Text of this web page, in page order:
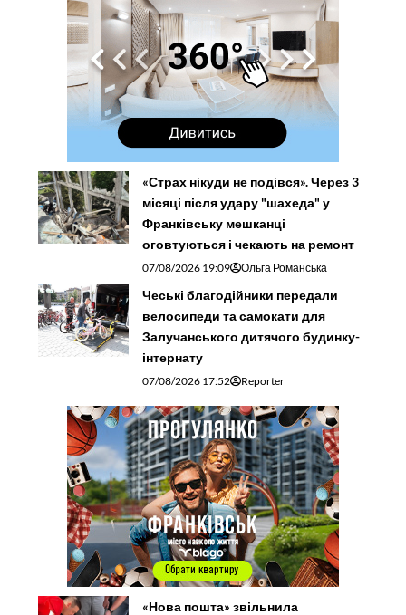
«Страх нікуди не подівся». Через 3
місяці після удару "шахеда" у
Франківську мешканці
оговтуються і чекають на ремонт
07/08/2026 19:09 Ольга Романська
Чеські благодійники передали
велосипеди та самокати для
Залучанського дитячого будинку-
інтернату
07/08/2026 17:52 Reporter
«Нова пошта» звільнила